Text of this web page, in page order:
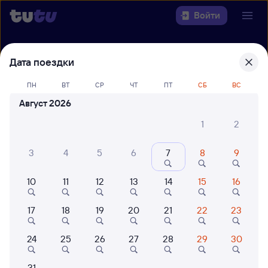
Войти
Выберите день, чтобы найти
Когда
Кто едет
Найти поезда
Дата поездки
ПН ВТ СР ЧТ ПТ СБ ВС
Август 2026
1
2
3 4 5 6 7 8 9
10 11 12 13 14 15 16
17 18 19 20 21 22 23
24 25 26 27 28 29 30